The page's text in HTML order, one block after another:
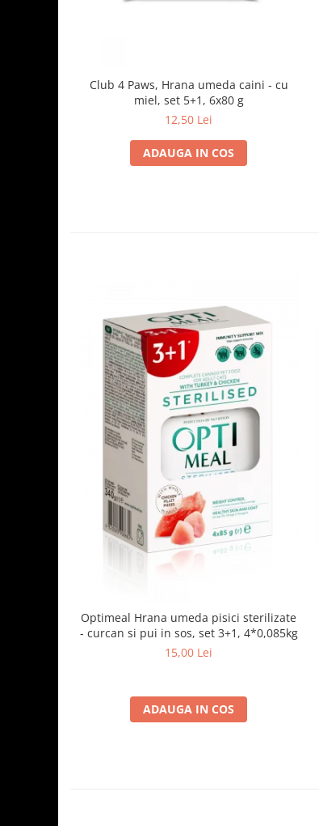
Club 4 Paws, Hrana umeda caini - cu
miel, set 5+1, 6x80 g
12,50 Lei
ADAUGA IN COS
Optimeal Hrana umeda pisici sterilizate
- curcan si pui in sos, set 3+1, 4*0,085kg
15,00 Lei
ADAUGA IN COS